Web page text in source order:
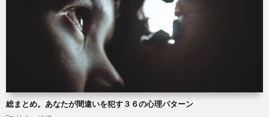
総まとめ。あなたが間違いを犯す３６の心理パターン